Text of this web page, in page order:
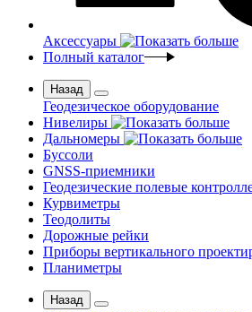
Аксессуары
Полный каталог
Назад
Геодезическое оборудование
Нивелиры
Дальномеры
Буссоли
GNSS-приемники
Геодезические полевые
Курвиметры
Теодолиты
Дорожные рейки
Приборы вертикального
Планиметры
Назад